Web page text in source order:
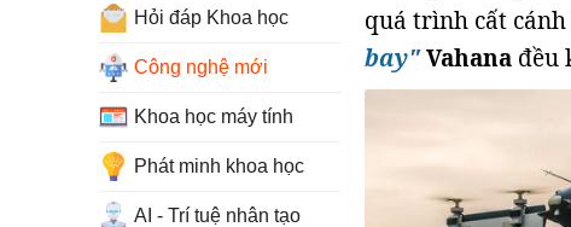
quá trình cất
bay"Vahana đều
Hỏi đáp Khoa học
Công nghệ mới
Khoa học máy tính
Phát minh khoa học
AI - Trí tuệ nhân tạo